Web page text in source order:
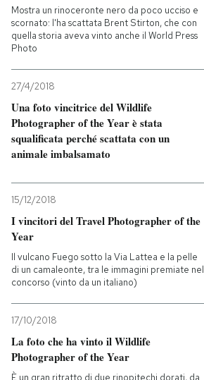
Mostra un rinoceronte nero da poco ucciso e
scornato: l'ha scattata Brent Stirton, che con
quella storia aveva vinto anche il World Press
Photo
27/4/2018
Una foto vincitrice del Wildlife
Photographer of the Year è stata
squalificata perché scattata con un
animale imbalsamato
15/12/2018
I vincitori del Travel Photographer of the
Year
Il vulcano Fuego sotto la Via Lattea e la pelle
di un camaleonte, tra le immagini premiate nel
concorso (vinto da un italiano)
17/10/2018
La foto che ha vinto il Wildlife
Photographer of the Year
È un gran ritratto di due rinopitechi dorati, da